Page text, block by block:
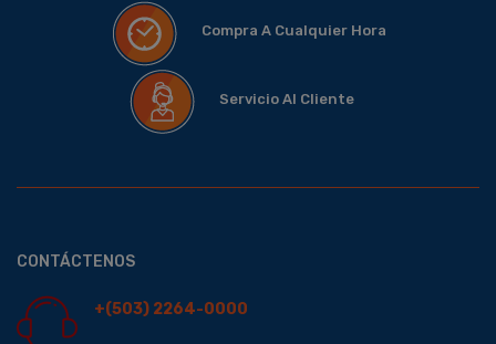
Compra A Cualquier Hora
Servicio Al Cliente
CONTÁCTENOS
+(503) 2264-0000